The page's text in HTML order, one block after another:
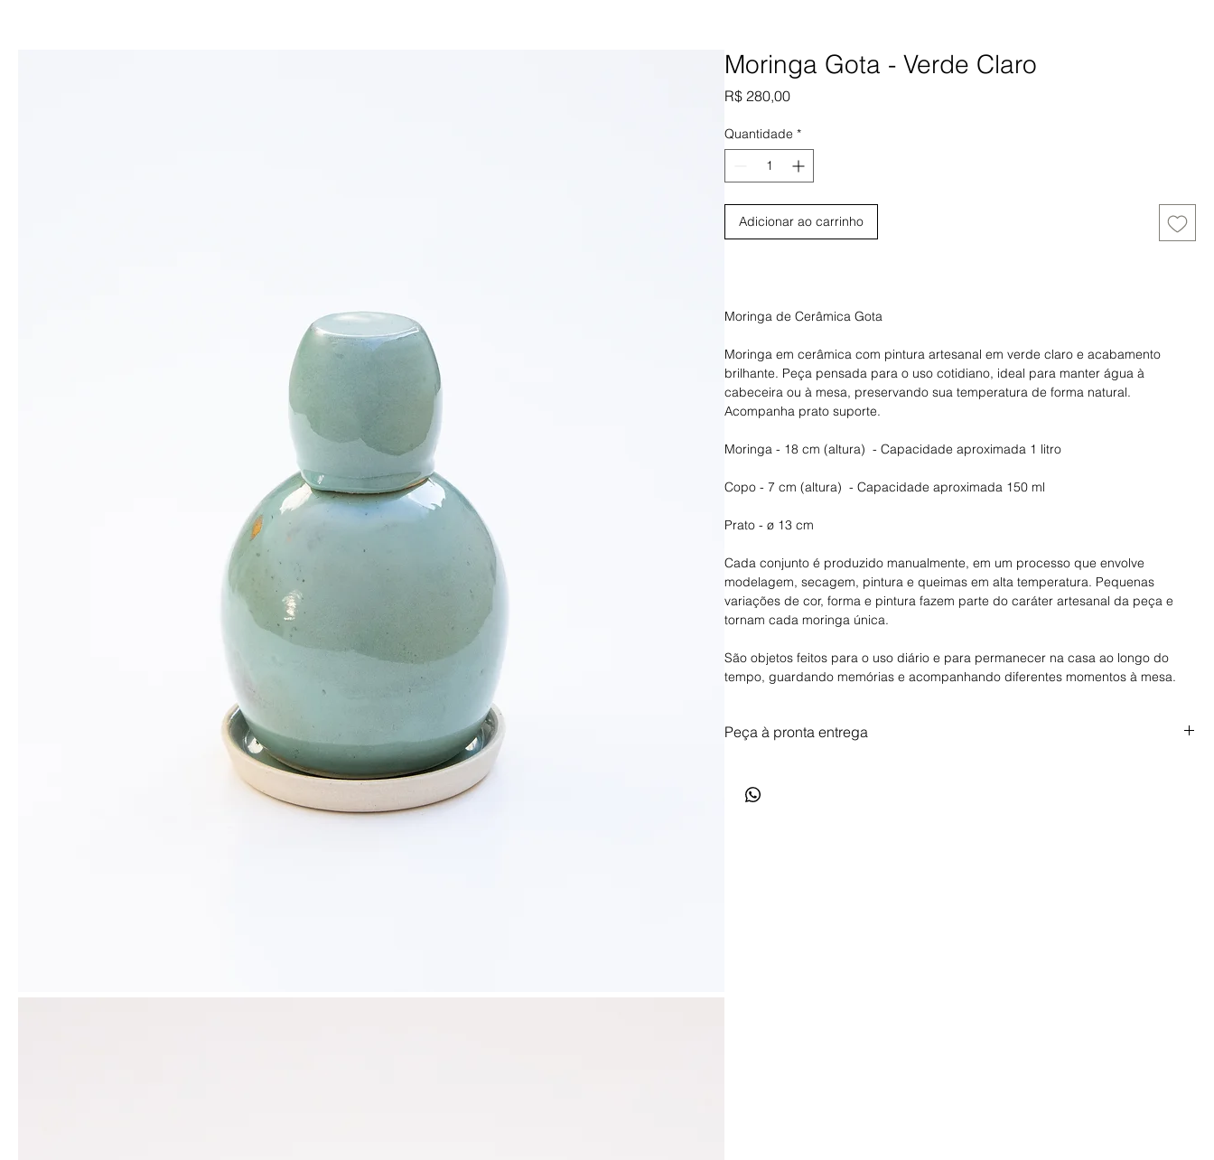
Moringa Gota - Verde Claro
R$ 280,00Preço
Quantidade *
Adicionar ao carrinho
Moringa de Cerâmica Gota
Moringa em cerâmica com pintura artesanal em verde claro e acabamento
brilhante. Peça pensada para o uso cotidiano, ideal para manter água à
cabeceira ou à mesa, preservando sua temperatura de forma natural.
Acompanha prato suporte.
Moringa - 18 cm (altura) - Capacidade aproximada 1 litro
Copo - 7 cm (altura) - Capacidade aproximada 150 ml
Prato - ø 13 cm
Cada conjunto é produzido manualmente, em um processo que envolve
modelagem, secagem, pintura e queimas em alta temperatura. Pequenas
variações de cor, forma e pintura fazem parte do caráter artesanal da peça e
tornam cada moringa única.
São objetos feitos para o uso diário e para permanecer na casa ao longo do
tempo, guardando memórias e acompanhando diferentes momentos à mesa.
Peça à pronta entrega